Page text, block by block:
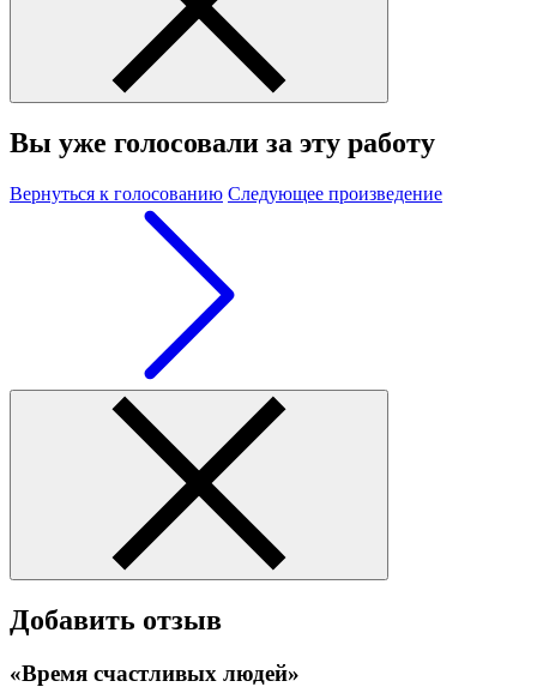
Вы уже голосовали за эту работу
Вернуться к голосованию Следующее произведение
Добавить отзыв
«Время счастливых людей»